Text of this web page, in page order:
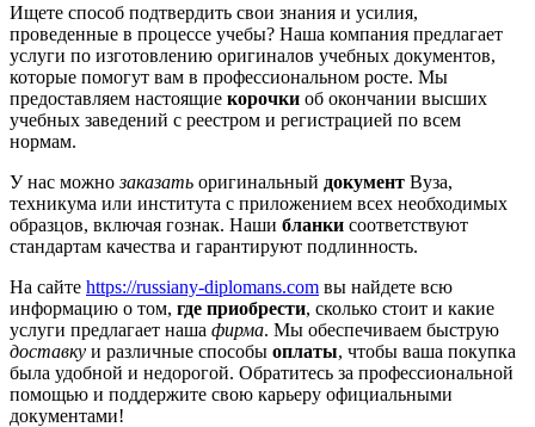
Ищете способ подтвердить свои знания и усилия,
проведенные в процессе учебы? Наша компания предлагает
услуги по изготовлению оригиналов учебных документов,
которые помогут вам в профессиональном росте. Мы
предоставляем настоящие корочки об окончании высших
учебных заведений с реестром и регистрацией по всем
нормам.
У нас можнозаказать оригинальный документ Вуза,
техникума или института с приложением всех необходимых
образцов, включая гознак. Наши бланки соответствуют
стандартам качества и гарантируют подлинность.
На сайте https://russiany-diplomans.com вы найдете всю
информацию о том, где приобрести, сколько стоит и какие
услуги предлагает наша фирма. Мы обеспечиваем быструю
доставку и различные способы оплаты, чтобы ваша покупка
была удобной и недорогой. Обратитесь за профессиональной
помощью и поддержите свою карьеру официальными
документами!